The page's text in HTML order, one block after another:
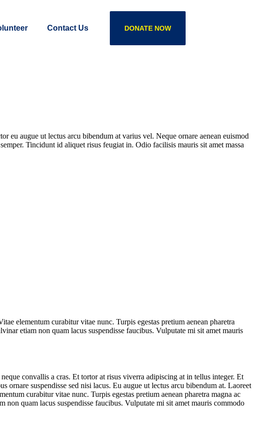
Contact Us DONATE NOW
eu augue ut lectus arcu bibendum at varius vel. Neque ornare aenean euismod
Tincidunt id aliquet risus feugiat in. Odio facilisis mauris sit amet massa
elementum curabitur vitae nunc. Turpis egestas pretium aenean pharetra
etiam non quam lacus suspendisse faucibus. Vulputate mi sit amet mauris
convallis a cras. Et tortor at risus viverra adipiscing at in tellus integer. Et
suspendisse sed nisi lacus. Eu augue ut lectus arcu bibendum at. Laoreet
curabitur vitae nunc. Turpis egestas pretium aenean pharetra magna ac
quam lacus suspendisse faucibus. Vulputate mi sit amet mauris commodo